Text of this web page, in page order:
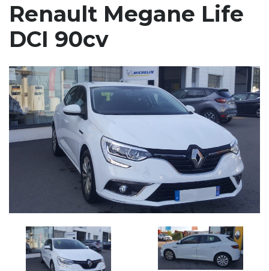
Renault Megane Life
DCI 90cv